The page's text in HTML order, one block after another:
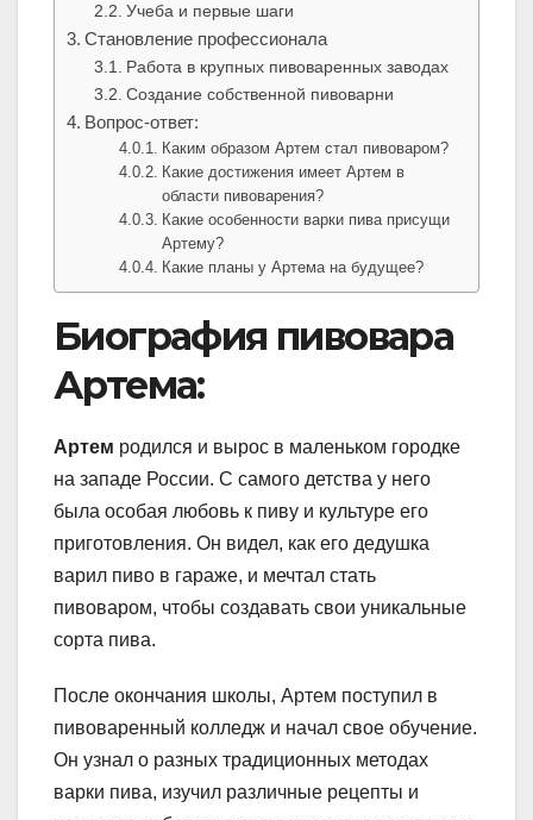
Учеба и первые шаги
Становление профессионала
Работа в крупных пивоваренных заводах
Создание собственной пивоварни
Вопрос-ответ:
Каким образом Артем стал пивоваром?
Какие достижения имеет Артем в
области пивоварения?
Какие особенности варки пива присущи
Артему?
Какие планы у Артема на будущее?
Биография пивовара
Артема:
Артем родился и вырос в маленьком городке
на западе России. С самого детства у него
была особая любовь к пиву и культуре его
приготовления. Он видел, как его дедушка
варил пиво в гараже, и мечтал стать
пивоваром, чтобы создавать свои уникальные
сорта пива.
После окончания школы, Артем поступил в
пивоваренный колледж и начал свое обучение.
Он узнал о разных традиционных методах
варки пива, изучил различные рецепты и